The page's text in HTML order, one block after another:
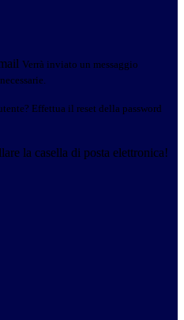
Verrà inviato un messaggio
Effettua il reset della password
la casella di posta elettronica!